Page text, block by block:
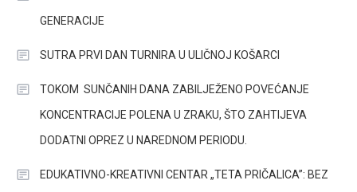
GENERACIJE
SUTRA PRVI DAN TURNIRA U ULIČNOJ KOŠARCI
TOKOM SUNČANIH DANA ZABILJEŽENO POVEĆANJE
KONCENTRACIJE POLENA U ZRAKU, ŠTO ZAHTIJEVA
DODATNI OPREZ U NAREDNOM PERIODU.
EDUKATIVNO-KREATIVNI CENTAR „TETA PRIČALICA”: BEZ